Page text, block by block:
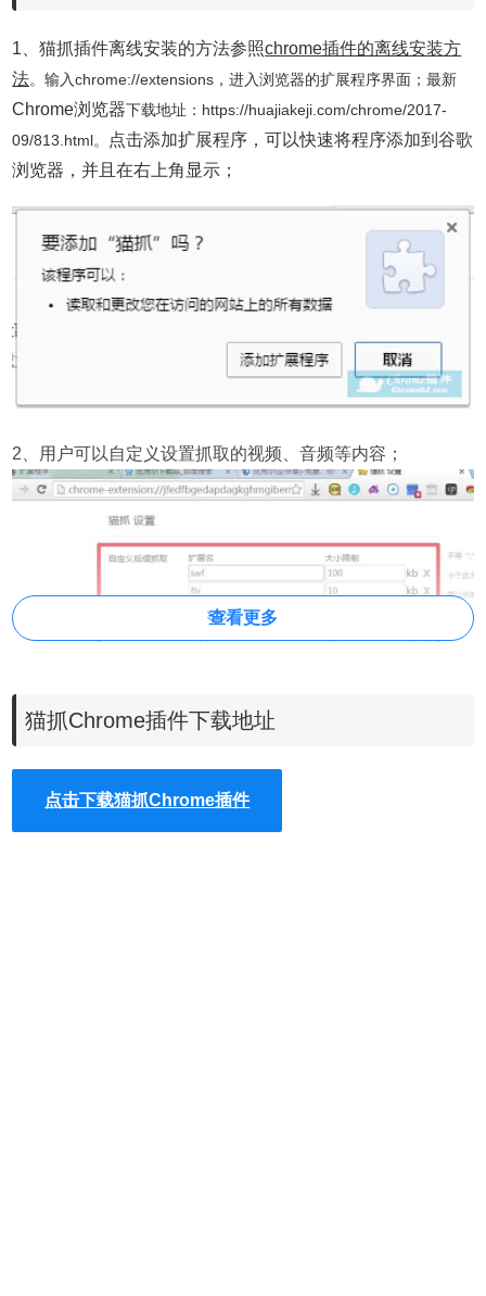
1、猫抓插件离线安装的方法参照chrome插件的离线安装方
法。输入chrome://extensions，进入浏览器的扩展程序界面；最新
Chrome浏览器下载地址：https://huajiakeji.com/chrome/2017-
09/813.html。
点击添加扩展程序，可以快速将程序添加到谷歌
浏览器，并且在右上角显示；
2、用户可以自定义设置抓取的视频、音频等内容；
3、打开网站，点击猫抓，就可以抓取该页面的内容，在后面
查看更多
猫抓Chrome插件下载地址
点击下载猫抓Chrome插件